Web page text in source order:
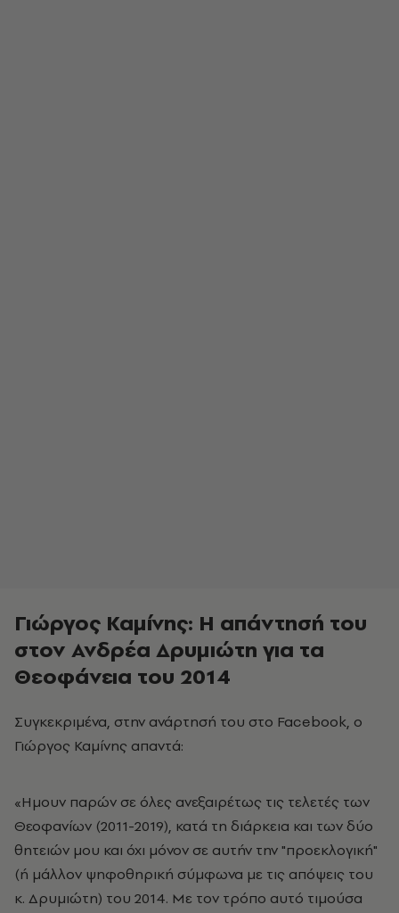
Γιώργος Καμίνης: Η απάντησή του
στον Ανδρέα Δρυμιώτη για τα
Θεοφάνεια του 2014
Συγκεκριμένα, στην ανάρτησή του στο Facebook, ο
Γιώργος Καμίνης απαντά:
«Ημουν παρών σε όλες ανεξαιρέτως τις τελετές των
Θεοφανίων (2011-2019), κατά τη διάρκεια και των δύο
θητειών μου και όχι μόνον σε αυτήν την "προεκλογική"
(ή μάλλον ψηφοθηρική σύμφωνα με τις απόψεις του
κ. Δρυμιώτη) του 2014. Με τον τρόπο αυτό τιμούσα